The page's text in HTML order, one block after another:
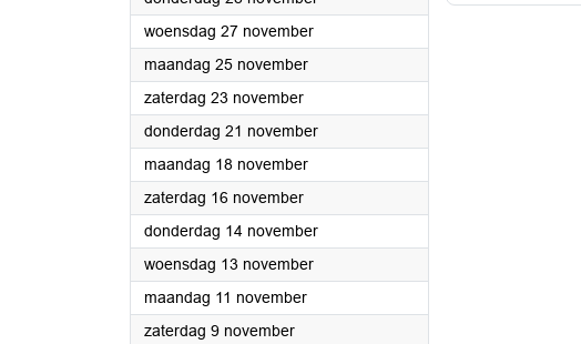
woensdag 27 november2024
maandag 25 november2024
zaterdag 23 november2024
donderdag 21 november2024
maandag 18 november2024
zaterdag 16 november2024
donderdag 14 november2024
woensdag 13 november2024
maandag 11 november2024
zaterdag 9 november2024